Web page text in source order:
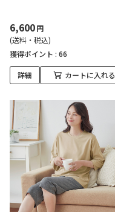
6,600円
(送料・税込)
獲得ポイント : 66
詳細 カートに入れる